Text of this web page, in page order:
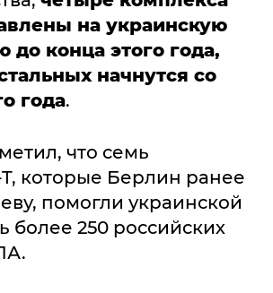
на украинскую
до конца этого года,
начнутся со
года.
что семь
T, которые Берлин ранее
помогли украинской
более 250 российских